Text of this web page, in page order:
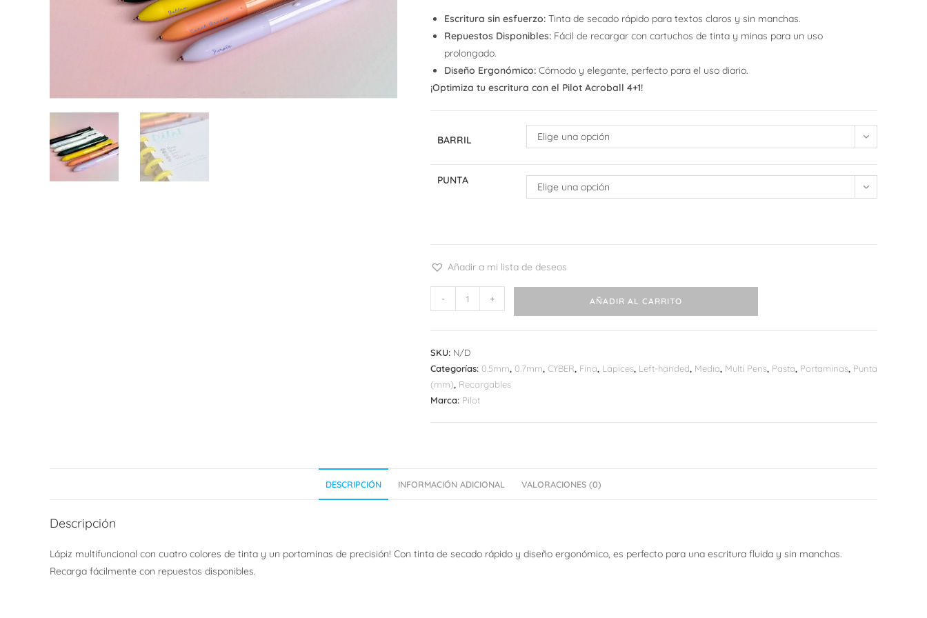
Escritura sin esfuerzo: Tinta de secado rápido para textos claros y sin manchas.
Repuestos Disponibles: Fácil de recargar con cartuchos de tinta y minas para un uso
prolongado.
Diseño Ergonómico: Cómodo y elegante, perfecto para el uso diario.
¡Optimiza tu escritura con el Pilot Acroball 4+1!
BARRIL Elige una opción
PUNTA
Elige una opción
Añadir a mi lista de deseos
Acroball
cantidad
- + AÑADIR AL CARRITO
SKU: N/D
Categorías: 0.5mm, 0.7mm, CYBER, Fina, Lápices, Left-handed, Media, Multi Pens, Pasta, Portaminas, Punta
(mm), Recargables
Marca: Pilot
DESCRIPCIÓN INFORMACIÓN ADICIONAL VALORACIONES (0)
Descripción
Lápiz multifuncional con cuatro colores de tinta y un portaminas de precisión! Con tinta de secado rápido y diseño ergonómico, es perfecto para una escritura fluida y sin manchas.
Recarga fácilmente con repuestos disponibles.